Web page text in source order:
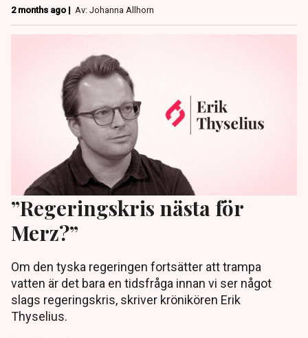
2 months ago | Av: Johanna Allhorn
”Regeringskris nästa för
Merz?”
Om den tyska regeringen fortsätter att trampa
vatten är det bara en tidsfråga innan vi ser något
slags regeringskris, skriver krönikören Erik
Thyselius.